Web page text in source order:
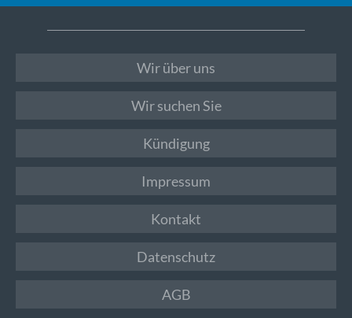
Wir über uns
Wir suchen Sie
Kündigung
Impressum
Kontakt
Datenschutz
AGB